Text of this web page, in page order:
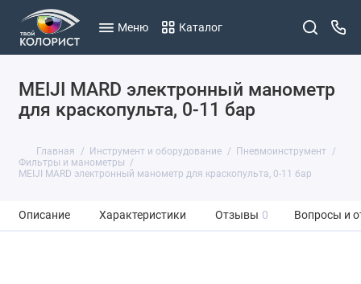
Меню Каталог
MEIJI MARD электронный манометр
для краскопульта, 0-11 бар
Главная Инструмент и оборудование
Пневмоинструмент
Фильтры и манометры
MEIJI MARD электронный манометр для краскопульта, 0-11 бар
Описание Характеристики Отзывы 0 Вопросы и